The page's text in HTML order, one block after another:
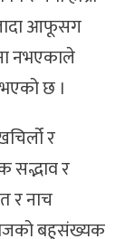
आफूसग
नभएकाले
छ ।
र
सद्भाव र
र नाच
बहुसंख्यक